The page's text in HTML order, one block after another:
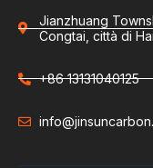
Jianzhuang
Congtai, città di
+86 13131040125